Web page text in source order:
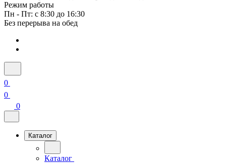
Режим работы
Пн - Пт: с 8:30 до 16:30
Без перерыва на обед
0
0
0
Каталог
Каталог